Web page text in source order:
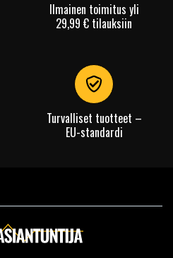
Ilmainen toimitus yli
29,99 € tilauksiin
Turvalliset tuotteet –
EU-standardi